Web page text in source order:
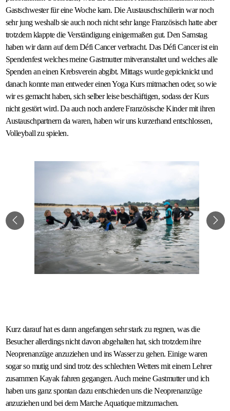
Gastschwester für eine Woche kam. Die Austauschschülerin war noch
sehr jung weshalb sie auch noch nicht sehr lange Französisch hatte aber
trotzdem klappte die Verständigung einigermaßen gut. Den Samstag
haben wir dann auf dem Défi Cancer verbracht. Das Défi Cancer ist ein
Spendenfest welches meine Gastmutter mitveranstaltet und welches alle
Spenden an einen Krebsverein abgibt. Mittags wurde gepicknickt und
danach konnte man entweder einen Yoga Kurs mitmachen oder, so wie
wir es gemacht haben, sich selber leise beschäftigen, sodass der Kurs
nicht gestört wird. Da auch noch andere Französische Kinder mit ihren
Austauschpartnern da waren, haben wir uns kurzerhand entschlossen,
Volleyball zu spielen.
Kurz darauf hat es dann angefangen sehr stark zu regnen, was die
Besucher allerdings nicht davon abgehalten hat, sich trotzdem ihre
Neoprenanzüge anzuziehen und ins Wasser zu gehen. Einige waren
sogar so mutig und sind trotz des schlechten Wetters mit einem Lehrer
zusammen Kayak fahren gegangen. Auch meine Gastmutter und ich
haben uns ganz spontan dazu entschieden uns die Neoprenanzüge
anzuziehen und bei dem Marche Aquatique mitzumachen.